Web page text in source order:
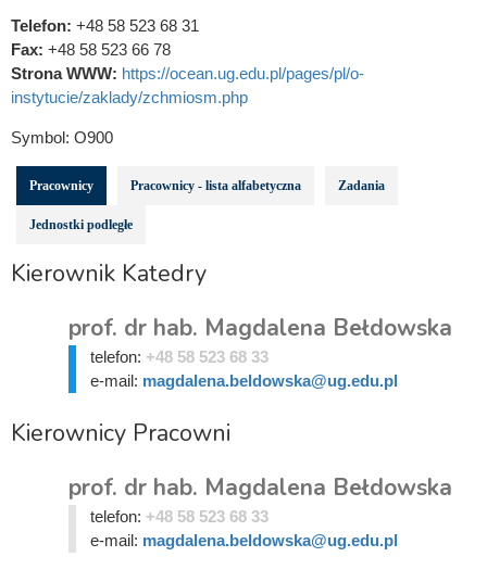
Telefon: +48 58 523 68 31
Fax: +48 58 523 66 78
Strona WWW: https://ocean.ug.edu.pl/pages/pl/o-
instytucie/zaklady/zchmiosm.php
Symbol: O900
Pracownicy Pracownicy - lista alfabetyczna Zadania
Jednostki podległe
Kierownik Katedry
prof. dr hab. Magdalena Bełdowska
telefon: +48 58 523 68 33
e-mail: magdalena.beldowska@ug.edu.pl
Kierownicy Pracowni
prof. dr hab. Magdalena Bełdowska
telefon: +48 58 523 68 33
e-mail: magdalena.beldowska@ug.edu.pl